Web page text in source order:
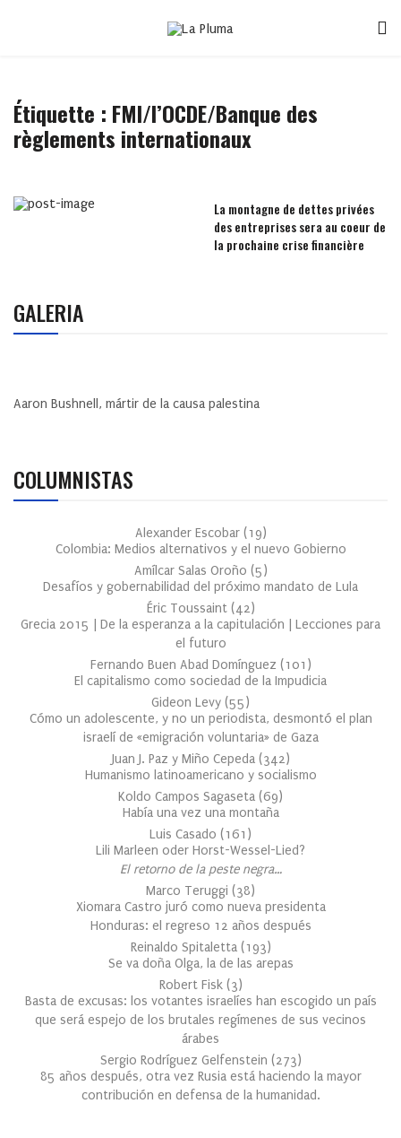
Étiquette : FMI/l’OCDE/Banque des
règlements internationaux
La montagne de dettes privées
des entreprises sera au coeur de
la prochaine crise financière
GALERIA
Aaron Bushnell, mártir de la causa palestina
COLUMNISTAS
Alexander Escobar (19)
Colombia: Medios alternativos y el nuevo Gobierno
Amílcar Salas Oroño (5)
Desafíos y gobernabilidad del próximo mandato de Lula
Éric Toussaint (42)
Grecia 2015 | De la esperanza a la capitulación | Lecciones para
el futuro
Fernando Buen Abad Domínguez (101 )
El capitalismo como sociedad de la Impudicia
Gideon Levy (55)
Cómo un adolescente, y no un periodista, desmontó el plan
israelí de «emigración voluntaria» de Gaza
Juan J. Paz y Miño Cepeda (342)
Humanismo latinoamericano y socialismo
Koldo Campos Sagaseta (69)
Había una vez una montaña
Luis Casado (161 )
Lili Marleen oder Horst-Wessel-Lied?
El retorno de la peste negra…
Marco Teruggi (38)
Xiomara Castro juró como nueva presidenta
Honduras: el regreso 12 años después
Reinaldo Spitaletta (193)
Se va doña Olga, la de las arepas
Robert Fisk (3)
Basta de excusas: los votantes israelíes han escogido un país
que será espejo de los brutales regímenes de sus vecinos
árabes
Sergio Rodríguez Gelfenstein (273)
85 años después, otra vez Rusia está haciendo la mayor
contribución en defensa de la humanidad.